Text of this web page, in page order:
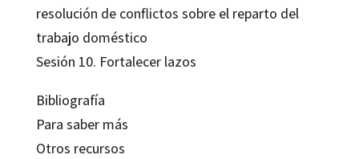
resolución de conflictos sobre el reparto del
trabajo doméstico
Sesión 10. Fortalecer lazos
Bibliografía
Para saber más
Otros recursos